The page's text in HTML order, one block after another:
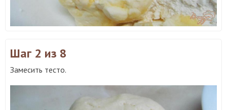
Шаг 2 из 8
Замесить тесто.